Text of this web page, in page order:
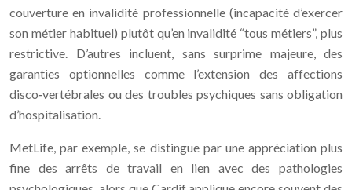
couverture en invalidité professionnelle (incapacité d’exercer
son métier habituel) plutôt qu’en invalidité “tous métiers”, plus
restrictive. D’autres incluent, sans surprime majeure, des
garanties optionnelles comme l’extension des affections
disco‑vertébrales ou des troubles psychiques sans obligation
d’hospitalisation.
MetLife, par exemple, se distingue par une appréciation plus
fine des arrêts de travail en lien avec des pathologies